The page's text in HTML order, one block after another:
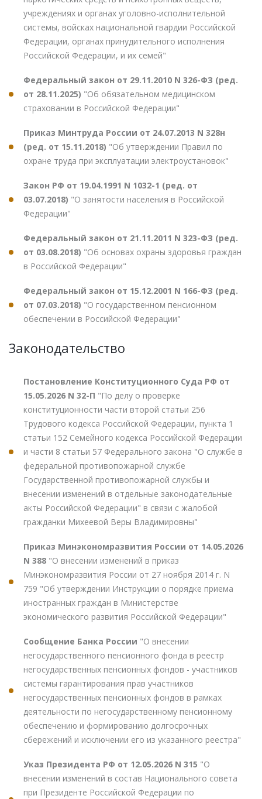
учреждениях и органах уголовно-исполнительной
системы, войсках национальной гвардии Российской
Федерации, органах принудительного исполнения
Российской Федерации, и их семей"
Федеральный закон от 29.11.2010 N 326-ФЗ (ред.
от 28.11.2025) "Об обязательном медицинском
страховании в Российской Федерации"
Приказ Минтруда России от 24.07.2013 N 328н
(ред. от 15.11.2018) "Об утверждении Правил по
охране труда при эксплуатации электроустановок"
Закон РФ от 19.04.1991 N 1032-1 (ред. от
03.07.2018) "О занятости населения в Российской
Федерации"
Федеральный закон от 21.11.2011 N 323-ФЗ (ред.
от 03.08.2018) "Об основах охраны здоровья граждан
в Российской Федерации"
Федеральный закон от 15.12.2001 N 166-ФЗ (ред.
от 07.03.2018) "О государственном пенсионном
обеспечении в Российской Федерации"
Законодательство
Постановление Конституционного Суда РФ от
15.05.2026 N 32-П "По делу о проверке
конституционности части второй статьи 256
Трудового кодекса Российской Федерации, пункта 1
статьи 152 Семейного кодекса Российской Федерации
и части 8 статьи 57 Федерального закона "О службе в
федеральной противопожарной службе
Государственной противопожарной службы и
внесении изменений в отдельные законодательные
акты Российской Федерации" в связи с жалобой
гражданки Михеевой Веры Владимировны"
Приказ Минэкономразвития России от 14.05.2026
N 388 "О внесении изменений в приказ
Минэкономразвития России от 27 ноября 2014 г. N
759 "Об утверждении Инструкции о порядке приема
иностранных граждан в Министерстве
экономического развития Российской Федерации"
Сообщение Банка России "О внесении
негосударственного пенсионного фонда в реестр
негосударственных пенсионных фондов - участников
системы гарантирования прав участников
негосударственных пенсионных фондов в рамках
деятельности по негосударственному пенсионному
обеспечению и формированию долгосрочных
сбережений и исключении его из указанного реестра"
Указ Президента РФ от 12.05.2026 N 315 "О
внесении изменений в состав Национального совета
при Президенте Российской Федерации по